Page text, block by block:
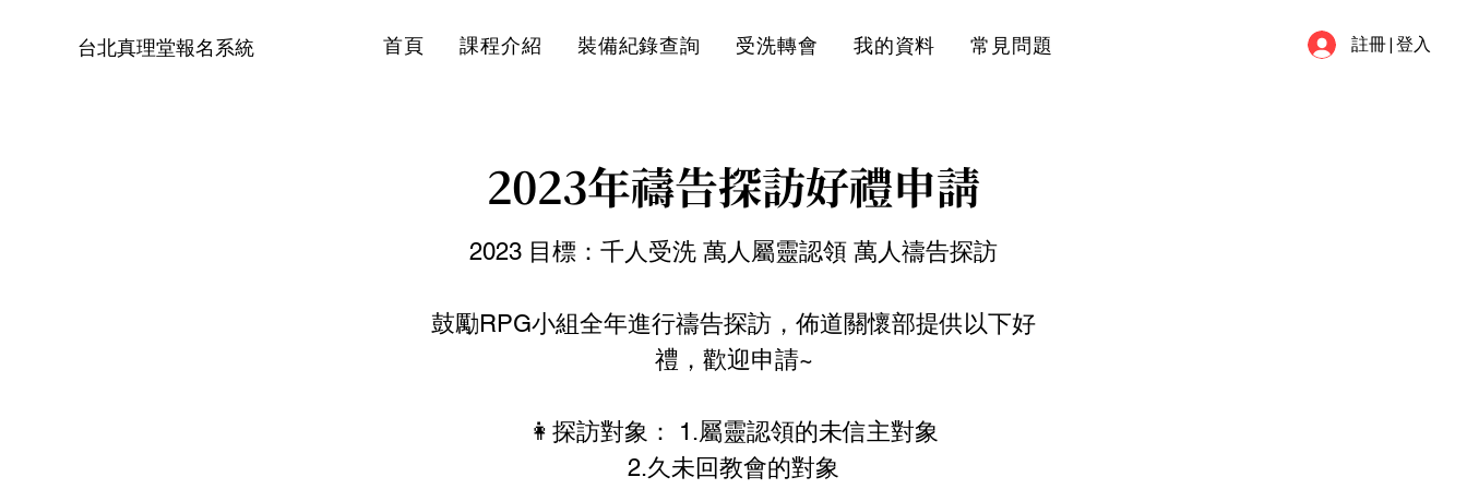
台北真理堂報名系統 首頁 課程介紹 裝備紀錄查詢 受洗轉會 我的資料 常見問題 註冊 | 登入
2023年禱告探訪好禮申請
2023 目標：千人受洗 萬人屬靈認領 萬人禱告探訪
鼓勵RPG小組全年進行禱告探訪，佈道關懷部提供以下好
禮，歡迎申請~
👩探訪對象： 1.屬靈認領的未信主對象
2.久未回教會的對象